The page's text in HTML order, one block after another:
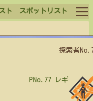
ト スポットリスト
ログイン
探索者
PNo.77 レギ